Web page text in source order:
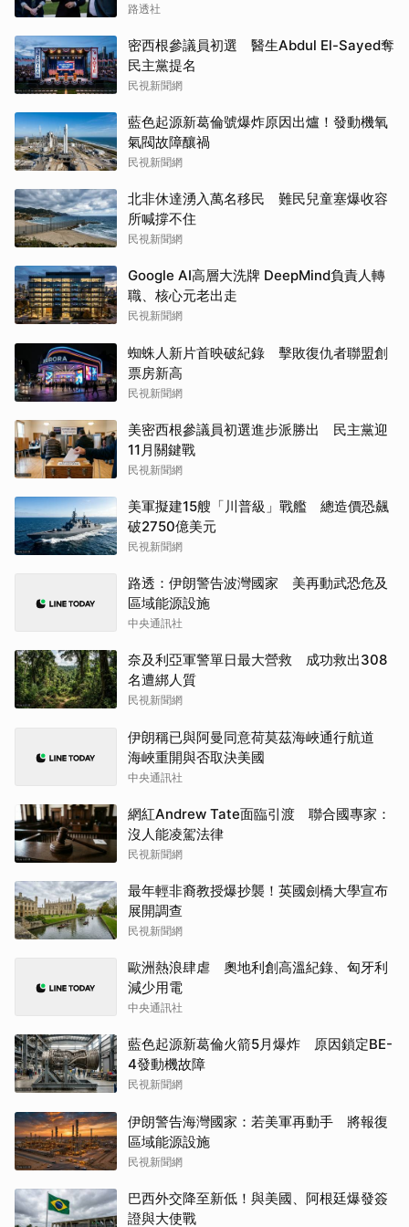
路透社
密西根參議員初選 醫生Abdul El-Sayed奪
民主黨提名
民視新聞網
藍色起源新葛倫號爆炸原因出爐！發動機氧
氣閥故障釀禍
民視新聞網
北非休達湧入萬名移民 難民兒童塞爆收容
所喊撐不住
民視新聞網
Google AI高層大洗牌 DeepMind負責人轉
職、核心元老出走
民視新聞網
蜘蛛人新片首映破紀錄 擊敗復仇者聯盟創
票房新高
民視新聞網
美密西根參議員初選進步派勝出 民主黨迎
11月關鍵戰
民視新聞網
美軍擬建15艘「川普級」戰艦 總造價恐飆
破2750億美元
民視新聞網
路透：伊朗警告波灣國家 美再動武恐危及
區域能源設施
中央通訊社
奈及利亞軍警單日最大營救 成功救出308
名遭綁人質
民視新聞網
伊朗稱已與阿曼同意荷莫茲海峽通行航道
海峽重開與否取決美國
中央通訊社
網紅Andrew Tate面臨引渡 聯合國專家：
沒人能凌駕法律
民視新聞網
最年輕非裔教授爆抄襲！英國劍橋大學宣布
展開調查
民視新聞網
歐洲熱浪肆虐 奧地利創高溫紀錄、匈牙利
減少用電
中央通訊社
藍色起源新葛倫火箭5月爆炸 原因鎖定BE-
4發動機故障
民視新聞網
伊朗警告海灣國家：若美軍再動手 將報復
區域能源設施
民視新聞網
巴西外交降至新低！與美國、阿根廷爆發簽
證與大使戰